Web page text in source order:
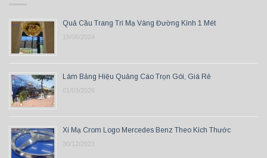
Quả Cầu Trang Trí Mạ Vàng Đường Kính 1 Mét
19/06/2024
Làm Bảng Hiệu Quảng Cáo Trọn Gói, Giá Rẻ
01/03/2026
Xi Mạ Crom Logo Mercedes Benz Theo Kích Thước
30/12/2023